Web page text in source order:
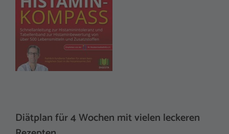
Diätplan für 4 Wochen mit vielen leckeren